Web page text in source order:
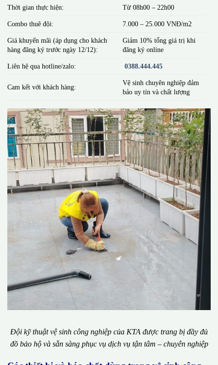
Thời gian thực hiện: Từ 08h00 – 22h00
Combo thuê đội: 7.000 – 25.000 VNĐ/m2
Giá khuyến mãi (áp dụng cho khách
hàng đăng ký trước ngày 12/12):
Giảm 10% tổng giá trị khi
đăng ký online
Liên hệ qua hotline/zalo: 0388.444.445
Cam kết với khách hàng:
Vệ sinh chuyên nghiệp đảm
bảo uy tín và chất lượng
Đội kỹ thuật vệ sinh công nghiệp của KTA được trang bị đầy đủ
đồ bảo hộ và sẵn sàng phục vụ dịch vụ tận tâm – chuyên nghiệp